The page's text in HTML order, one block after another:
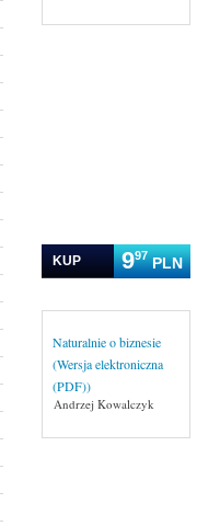
KUP 997PLN
Naturalnie o biznesie
(Wersja elektroniczna
(PDF))
Andrzej Kowalczyk